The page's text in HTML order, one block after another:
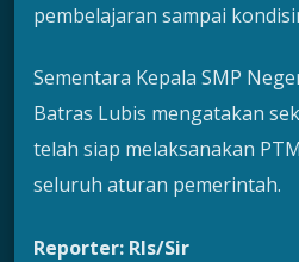
pembelajaran sampai
Sementara Kepala SMP
Batras Lubis mengatakan
telah siap melaksanakan
seluruh aturan pemerintah.
Reporter: Rls/Sir